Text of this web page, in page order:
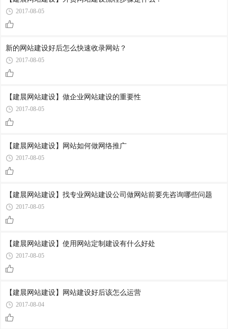
2017-08-05
新的网站建设好后怎么快速收录网站？
2017-08-05
【建晨网站建设】做企业网站建设的重要性
2017-08-05
【建晨网站建设】网站如何做网络推广
2017-08-05
【建晨网站建设】找专业网站建设公司做网站前要先咨询哪些问题
2017-08-05
【建晨网站建设】使用网站定制建设有什么好处
2017-08-05
【建晨网站建设】网站建设好后该怎么运营
2017-08-04